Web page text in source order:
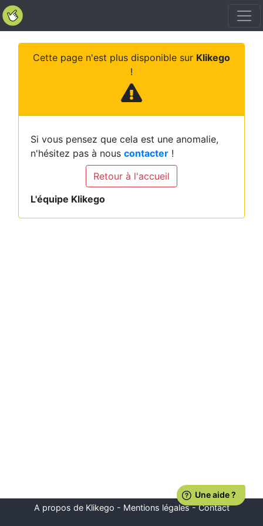
Cette page n'est plus disponible sur Klikego
!
Si vous pensez que cela est une anomalie,
n'hésitez pas à nous contacter !
Retour à l'accueil
L'équipe Klikego
A propos de Klikego - Mentions légales-Contact